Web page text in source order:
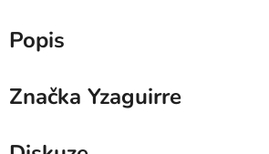
Popis
Značka Yzaguirre